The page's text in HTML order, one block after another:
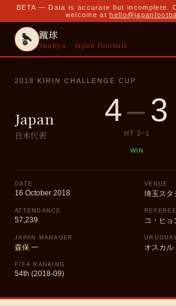
BETA — Data is accurate but incomplete.
welcome at
蹴球
Shukyu · Japan Football
2018 KIRIN CHALLENGE CUP
Japan
日本代表
4–3
HT 2–1
WIN
DATE
16 October 2018
VENUE
埼玉スタ
ATTENDANCE
57,239
REFEREE
コ・ヒョ
JAPAN MANAGER
森保 一 オスカル
FIFA RANKING
54th (2018-09)